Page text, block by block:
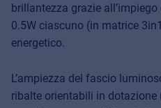
brillantezza grazie all’impiego
0.5W ciascuno (in matrice
energetico.
L’ampiezza del fascio
ribalte orientabili in dotazione